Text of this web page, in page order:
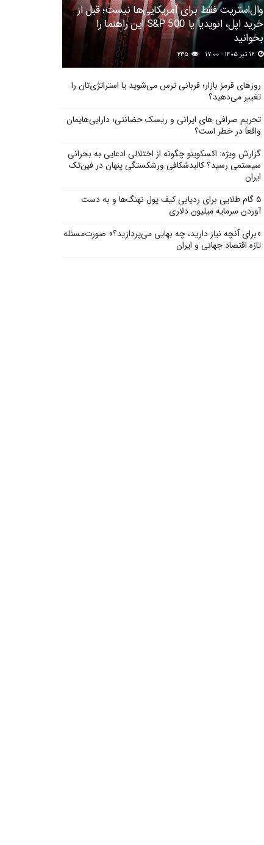
وال‌استریت فقط برای آمریکایی‌ها نیست؛ قبل از
خرید اپل، انویدیا یا S&P 500 این راهنما را
بخوانید
روزهای قرمز بازار؛ قربانی ترس می‌شوید یا استراتژی‌تان را
تغییر می‌دهید؟
تحریم صرافی های ایرانی و ریسک حضانتی؛ دارایی‌هایمان
واقعاً در خطر است؟
گزارش ویژه: اکسکوینو چگونه از اختلالی ادعایی به بحرانی
سیستمی رسید؟ کالبدشکافی ورشکستگی پنهان در فین‌تک
ایران
۵ گام طلایی برای ردیابی کیف پول‌ نهنگ‌ها و به دست
آوردن سرمایه میلیون دلاری
«برای آنچه نیاز دارید، چه بهایی می‌پردازید؟» صورت‌مسئله
تازه اقتصاد جهانی و ایران